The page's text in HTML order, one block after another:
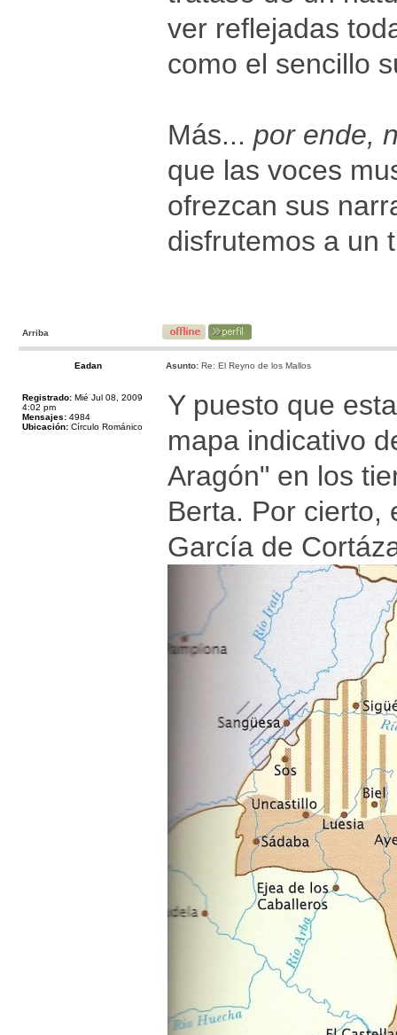
ver reflejadas
como el sencillo
Más... por ende,
que las voces
ofrezcan sus
disfrutemos a un
Arriba
Eadan Asunto: Re: El Reyno de los Mallos
Registrado: Mié Jul 08, 2009
4:02 pm
Mensajes: 4984
Ubicación: Círculo Románico
Y puesto que
mapa indicativo
Aragón" en los
Berta. Por cierto,
García de